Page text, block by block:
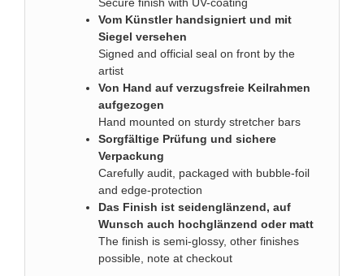
Secure finish with UV-coating
Vom Künstler handsigniert und mit
Siegel versehen
Signed and official seal on front by the
artist
Von Hand auf verzugsfreie Keilrahmen
aufgezogen
Hand mounted on sturdy stretcher bars
Sorgfältige Prüfung und sichere
Verpackung
Carefully audit, packaged with bubble-foil
and edge-protection
Das Finish ist seidenglänzend, auf
Wunsch auch hochglänzend oder matt
The finish is semi-glossy, other finishes
possible, note at checkout